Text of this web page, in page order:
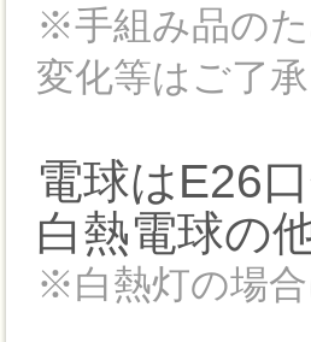
※手組み品の
変化等はご了承
電球はE26
白熱電球の
※白熱灯の場